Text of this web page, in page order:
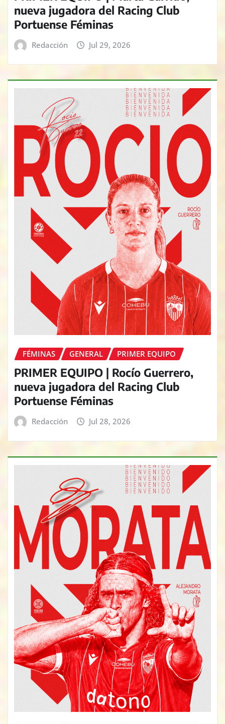
nueva jugadora del Racing Club
Portuense Féminas
Redacción Jul 29, 2026
FÉMINAS GENERAL PRIMER EQUIPO
PRIMER EQUIPO | Rocío Guerrero,
nueva jugadora del Racing Club
Portuense Féminas
Redacción Jul 28, 2026